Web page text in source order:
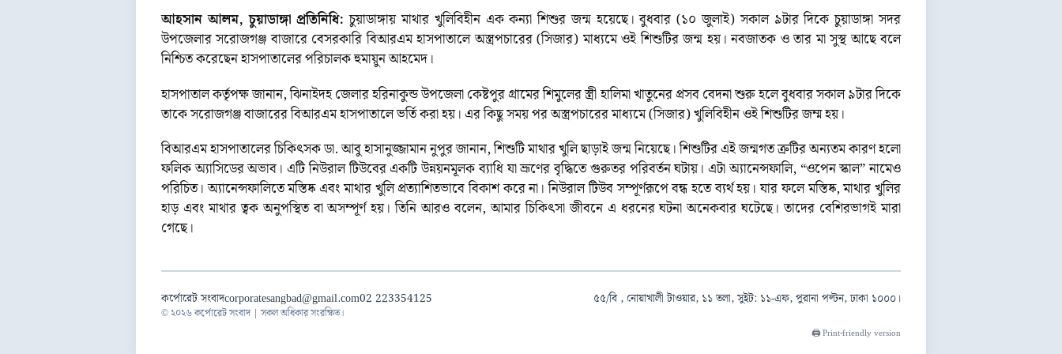
আহসান আলম, চুয়াডাঙ্গা প্রতিনিধি:চুয়াডাঙ্গায় মাথার খুলিবিহীন এক কন্যা শিশুর জন্ম হয়েছে। বুধবার (১০ জুলাই) সকাল ৯টার দিকে চুয়াডাঙ্গা সদর
উপজেলার সরোজগঞ্জ বাজারে বেসরকারি বিআরএম হাসপাতালে অস্ত্রপচারের (সিজার) মাধ্যমে ওই শিশুটির জন্ম হয়। নবজাতক ও তার মা সুস্থ আছে বলে
নিশ্চিত করেছেন হাসপাতালের পরিচালক হুমায়ুন আহমেদ।
হাসপাতাল কর্তৃপক্ষ জানান, ঝিনাইদহ জেলার হরিনাকুন্ড উপজেলা কেষ্টপুর গ্রামের শিমুলের স্ত্রী হালিমা খাতুনের প্রসব বেদনা শুরু হলে বুধবার সকাল ৯টার দিকে
তাকে সরোজগঞ্জ বাজারের বিআরএম হাসপাতালে ভর্তি করা হয়। এর কিছু সময় পর অস্ত্রপচারের মাধ্যমে (সিজার) খুলিবিহীন ওই শিশুটির জম্ম হয়।
বিআরএম হাসপাতালের চিকিৎসক ডা. আবু হাসানুজ্জামান নুপুর জানান, শিশুটি মাথার খুলি ছাড়াই জন্ম নিয়েছে। শিশুটির এই জন্মগত ত্রুটির অন্যতম কারণ হলো
ফলিক অ্যাসিডের অভাব। এটি নিউরাল টিউবের একটি উন্নয়নমূলক ব্যাধি যা ভ্রূণের বৃদ্ধিতে গুরুতর পরিবর্তন ঘটায়। এটা অ্যানেন্সফালি, “ওপেন স্কাল” নামেও
পরিচিত। অ্যানেন্সফালিতে মস্তিষ্ক এবং মাথার খুলি প্রত্যাশিতভাবে বিকাশ করে না। নিউরাল টিউব সম্পূর্ণরূপে বন্ধ হতে ব্যর্থ হয়। যার ফলে মস্তিষ্ক, মাথার খুলির
হাড় এবং মাথার ত্বক অনুপস্থিত বা অসম্পূর্ণ হয়। তিনি আরও বলেন, আমার চিকিৎসা জীবনে এ ধরনের ঘটনা অনেকবার ঘটেছে। তাদের বেশিরভাগই মারা
গেছে।
কর্পোরেট সংবাদcorporatesangbad@gmail.com02 223354125 ৫৫/বি , নোয়াখালী টাওয়ার, ১১ তলা, সুইট: ১১-এফ, পুরানা পল্টন, ঢাকা ১০০০।
© ২০২৬ কর্পোরেট সংবাদ | সকল অধিকার সংরক্ষিত।
🖨️ Print-friendly version